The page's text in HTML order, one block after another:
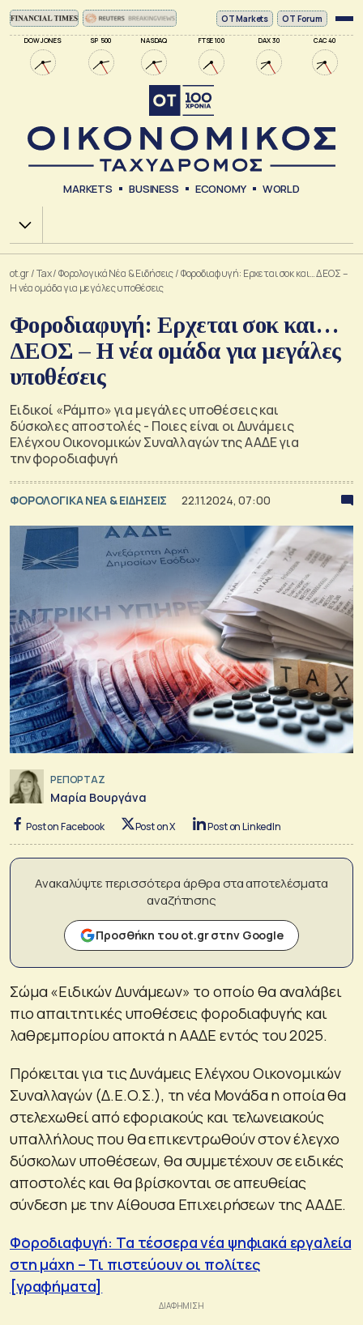
DOW JONES SP 500 NASDAQ FTSE 100 DAX 30 CAC 40
ΟΤ Markets OT Forum
MARKETS BUSINESS ECONOMY WORLD
Χ.Α.
ot.gr/Tax/Φορολογικά Νέα & Eιδήσεις/Φοροδιαφυγή: Ερχεται σοκ και… ΔΕΟΣ –
Η νέα ομάδα για μεγάλες υποθέσεις
Φοροδιαφυγή: Ερχεται σοκ και…
ΔΕΟΣ – Η νέα ομάδα για μεγάλες
υποθέσεις
Ειδικοί «Ράμπο» για μεγάλες υποθέσεις και
δύσκολες αποστολές - Ποιες είναι οι Δυνάμεις
Ελέγχου Οικονομικών Συναλλαγών της ΑΑΔΕ για
την φοροδιαφυγή
ΦΟΡΟΛΟΓΙΚΑ ΝΕΑ & EΙΔΗΣΕΙΣ 22.11.2024, 07:00
ΡΕΠΟΡΤΑΖ
Μαρία Βουργάνα
Post on Facebook Post on X Post on LinkedIn
Ανακαλύψτε περισσότερα άρθρα στα αποτελέσματα
αναζήτησης
Προσθήκη του ot.gr στην Google
Σώμα «Ειδικών Δυνάμεων» το οποίο θα αναλάβει
πιο απαιτητικές υποθέσεις φοροδιαφυγής και
λαθρεμπορίου αποκτά η ΑΑΔΕ εντός του 2025.
Πρόκειται για τις Δυνάμεις Ελέγχου Οικονομικών
Συναλλαγών (Δ.Ε.Ο.Σ.), τη νέα Μονάδα η οποία θα
στελεχωθεί από εφοριακούς και τελωνειακούς
υπαλλήλους που θα επικεντρωθούν στον έλεγχο
δύσκολων υποθέσεων, θα συμμετέχουν σε ειδικές
αποστολές και θα βρίσκονται σε απευθείας
σύνδεση με την Αίθουσα Επιχειρήσεων της ΑΑΔΕ.
Φοροδιαφυγή: Τα τέσσερα νέα ψηφιακά εργαλεία
στη μάχη – Τι πιστεύουν οι πολίτες
[γραφήματα]